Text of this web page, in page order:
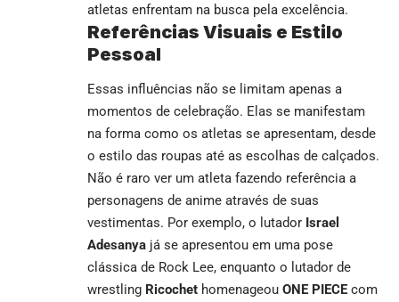
atletas enfrentam na busca pela excelência.
Referências Visuais e Estilo
Pessoal
Essas influências não se limitam apenas a
momentos de celebração. Elas se manifestam
na forma como os atletas se apresentam, desde
o estilo das roupas até as escolhas de calçados.
Não é raro ver um atleta fazendo referência a
personagens de anime através de suas
vestimentas. Por exemplo, o lutador Israel
Adesanya já se apresentou em uma pose
clássica de Rock Lee, enquanto o lutador de
wrestling Ricochet homenageou ONE PIECEcom